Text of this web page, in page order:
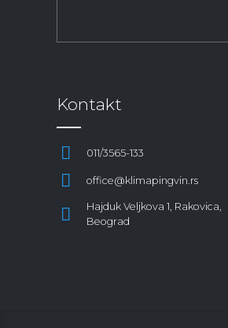
Kontakt
011/3565-133
office@klimapingvin.rs
Hajduk Veljkova 1, Rakovica,
Beograd